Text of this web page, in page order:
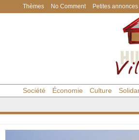
Thèmes No Comment Petites annonces
Société Économie Culture